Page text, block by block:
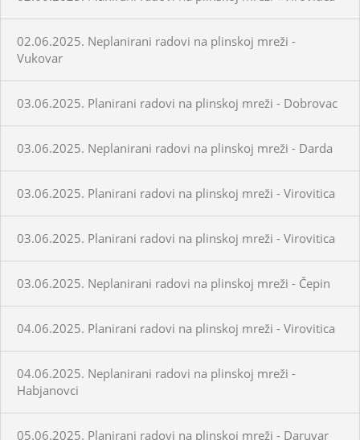
02.06.2025. Neplanirani radovi na plinskoj mreži -
Vukovar
03.06.2025. Planirani radovi na plinskoj mreži - Dobrovac
03.06.2025. Neplanirani radovi na plinskoj mreži - Darda
03.06.2025. Planirani radovi na plinskoj mreži - Virovitica
03.06.2025. Planirani radovi na plinskoj mreži - Virovitica
03.06.2025. Neplanirani radovi na plinskoj mreži - Čepin
04.06.2025. Planirani radovi na plinskoj mreži - Virovitica
04.06.2025. Neplanirani radovi na plinskoj mreži -
Habjanovci
05.06.2025. Planirani radovi na plinskoj mreži - Daruvar